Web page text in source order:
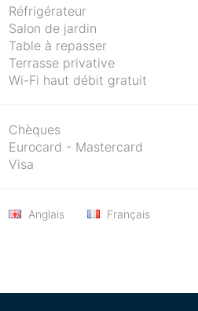
Réfrigérateur
Salon de jardin
Table à repasser
Terrasse privative
Wi-Fi haut débit gratuit
Chèques
Eurocard - Mastercard
Visa
Anglais Français